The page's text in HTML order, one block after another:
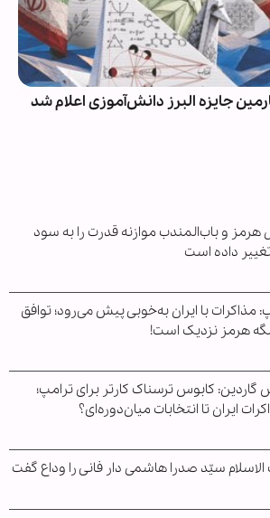
جایزه البرز دانش‌آموزی اعلام شد
هرمز و باب‌المندب موازنه قدرت را به سود
داده است
مذاکرات با ایران به‌خوبی پیش می‌رود؛ توافق
هرمز نزدیک است!
گاردین: کابوس ترسناک کارتر برای ترامپ؛
ایران تا انتخابات میان‌دوره‌ای؟
سیّد صدرا هاشمی دار فانی را وداع گفت